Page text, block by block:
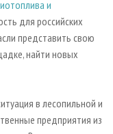
и
для российских
представить свою
найти новых
в лесопильной и
предприятия из